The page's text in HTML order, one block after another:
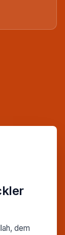
dem